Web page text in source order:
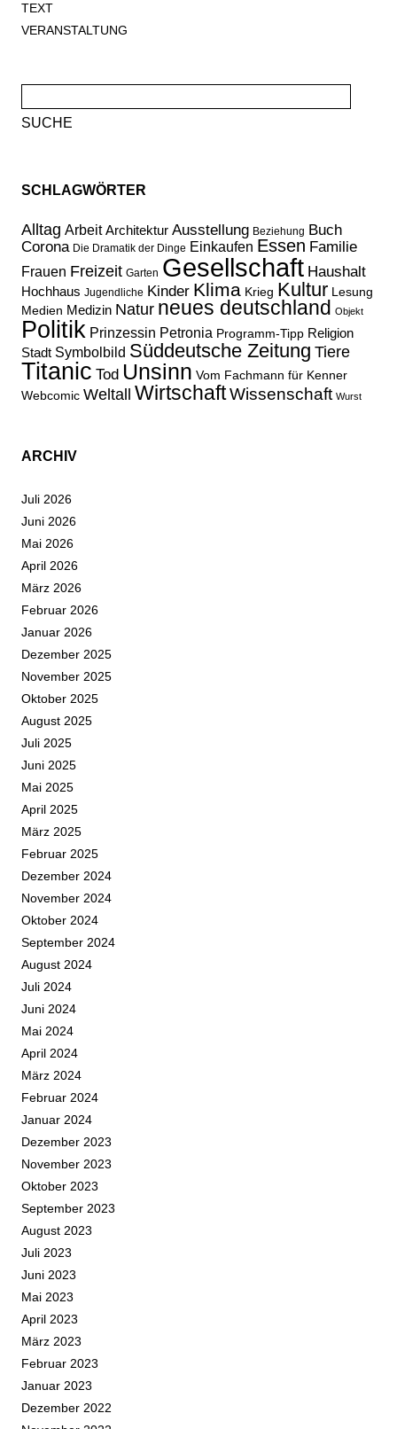
TEXT
VERANSTALTUNG
nach:
SCHLAGWÖRTER
Alltag Arbeit Architektur Ausstellung Beziehung Buch
Corona Die Dramatik der Dinge Einkaufen Essen Familie
Frauen Freizeit Garten Gesellschaft Haushalt
Hochhaus Jugendliche Kinder Klima Krieg Kultur Lesung
Medien Medizin Natur neues deutschland Objekt
Politik Prinzessin Petronia Programm-Tipp Religion
Stadt Symbolbild Süddeutsche Zeitung Tiere
Titanic Tod Unsinn Vom Fachmann für Kenner
Webcomic Weltall WirtschaftWissenschaft Wurst
ARCHIV
Juli 2026
Juni 2026
Mai 2026
April 2026
März 2026
Februar 2026
Januar 2026
Dezember 2025
November 2025
Oktober 2025
August 2025
Juli 2025
Juni 2025
Mai 2025
April 2025
März 2025
Februar 2025
Dezember 2024
November 2024
Oktober 2024
September 2024
August 2024
Juli 2024
Juni 2024
Mai 2024
April 2024
März 2024
Februar 2024
Januar 2024
Dezember 2023
November 2023
Oktober 2023
September 2023
August 2023
Juli 2023
Juni 2023
Mai 2023
April 2023
März 2023
Februar 2023
Januar 2023
Dezember 2022